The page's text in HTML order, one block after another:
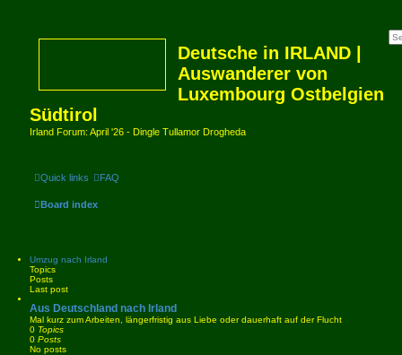
Deutsche in IRLAND |
Auswanderer von
Luxembourg Ostbelgien
Südtirol
Irland Forum: April '26 - Dingle Tullamor Drogheda
Quick links FAQ
Board index
Umzug nach Irland
Topics
Posts
Last post
Aus Deutschland nach Irland
Mal kurz zum Arbeiten, längerfristig aus Liebe oder dauerhaft auf der Flucht
0 Topics
0 Posts
No posts